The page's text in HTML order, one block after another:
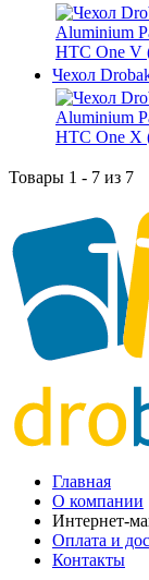
Чехол
Товары 1 - 7 из 7
Главная
О компании
Интернет-
Оплата и
Контакты